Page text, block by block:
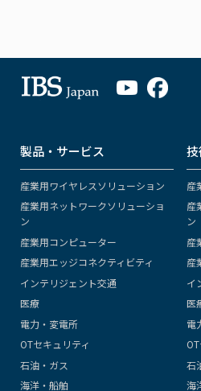
製品・サービス
産業用ワイヤレスソリューション
産業用ネットワークソリューショ
ン
産業用コンピューター
産業用エッジコネクティビティ
インテリジェント交通
医療
電力・変電所
OTセキュリティ
石油・ガス
海洋・船舶
産
産
ン
産
産
イ
医
電
石
海